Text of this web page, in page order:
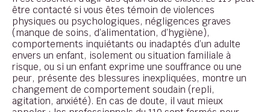
être contacté si vous êtes témoin de violences
physiques ou psychologiques, négligences graves
(manque de soins, d’alimentation, d’hygiène),
comportements inquiétants ou inadaptés d’un adulte
envers un enfant, isolement ou situation familiale à
risque, ou si un enfant exprime une souffrance ou une
peur, présente des blessures inexpliquées, montre un
changement de comportement soudain (repli,
agitation, anxiété). En cas de doute, il vaut mieux